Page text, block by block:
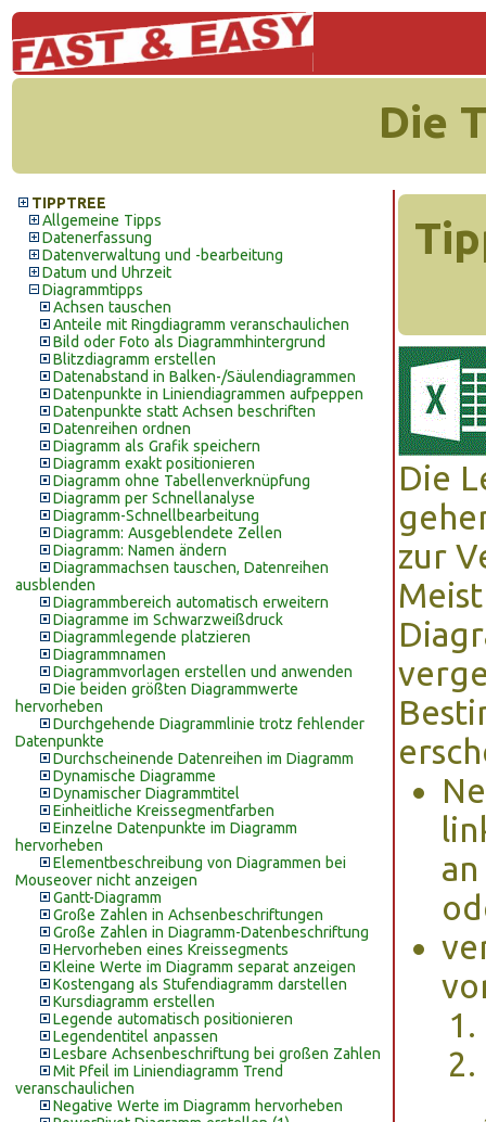
Die
TIPPTREE
Allgemeine Tipps
Datenerfassung
Datenverwaltung und -bearbeitung
Datum und Uhrzeit
Diagrammtipps
Achsen tauschen
Anteile mit Ringdiagramm veranschaulichen
Bild oder Foto als Diagrammhintergrund
Blitzdiagramm erstellen
Datenabstand in Balken-/Säulendiagrammen
Datenpunkte in Liniendiagrammen aufpeppen
Datenpunkte statt Achsen beschriften
Datenreihen ordnen
Diagramm als Grafik speichern
Diagramm exakt positionieren
Diagramm ohne Tabellenverknüpfung
Diagramm per Schnellanalyse
Diagramm-Schnellbearbeitung
Diagramm: Ausgeblendete Zellen
Diagramm: Namen ändern
Diagrammachsen tauschen, Datenreihen
ausblenden
Diagrammbereich automatisch erweitern
Diagramme im Schwarzweißdruck
Diagrammlegende platzieren
Diagrammnamen
Diagrammvorlagen erstellen und anwenden
Die beiden größten Diagrammwerte
hervorheben
Durchgehende Diagrammlinie trotz fehlender
Datenpunkte
Durchscheinende Datenreihen im Diagramm
Dynamische Diagramme
Dynamischer Diagrammtitel
Einheitliche Kreissegmentfarben
Einzelne Datenpunkte im Diagramm
hervorheben
Elementbeschreibung von Diagrammen bei
Mouseover nicht anzeigen
Gantt-Diagramm
Große Zahlen in Achsenbeschriftungen
Große Zahlen in Diagramm-Datenbeschriftung
Hervorheben eines Kreissegments
Kleine Werte im Diagramm separat anzeigen
Kostengang als Stufendiagramm darstellen
Kursdiagramm erstellen
Legende automatisch positionieren
Legendentitel anpassen
Lesbare Achsenbeschriftung bei großen Zahlen
Mit Pfeil im Liniendiagramm Trend
veranschaulichen
Negative Werte im Diagramm hervorheben
Die
zur